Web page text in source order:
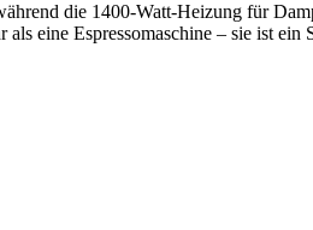
die 1400-Watt-Heizung für
eine Espressomaschine – sie ist ein